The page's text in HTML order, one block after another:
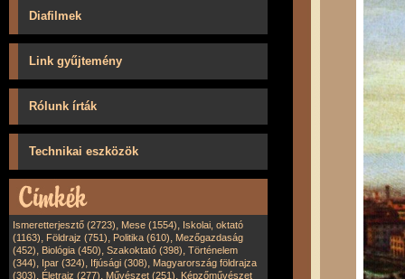
Diafilmek
Link gyűjtemény
Rólunk írták
Technikai eszközök
Ismeretterjesztő (2723), Mese (1554), Iskolai, oktató
(1163), Földrajz (751), Politika (610), Mezőgazdaság
(452), Biológia (450), Szakoktató (398), Történelem
(344), Ipar (324), Ifjúsági (308), Magyarország földrajza
(303), Életrajz (277), Művészet (251), Képzőművészet